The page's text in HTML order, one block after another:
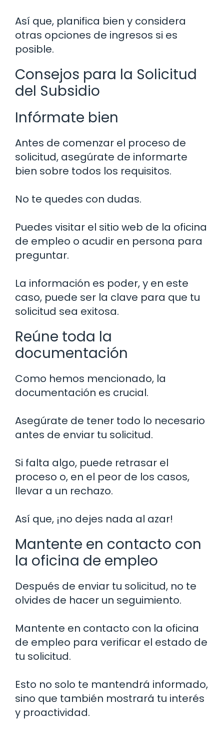
Así que, planifica bien y considera
otras opciones de ingresos si es
posible.
Consejos para la Solicitud
del Subsidio
Infórmate bien
Antes de comenzar el proceso de
solicitud, asegúrate de informarte
bien sobre todos los requisitos.
No te quedes con dudas.
Puedes visitar el sitio web de la oficina
de empleo o acudir en persona para
preguntar.
La información es poder, y en este
caso, puede ser la clave para que tu
solicitud sea exitosa.
Reúne toda la
documentación
Como hemos mencionado, la
documentación es crucial.
Asegúrate de tener todo lo necesario
antes de enviar tu solicitud.
Si falta algo, puede retrasar el
proceso o, en el peor de los casos,
llevar a un rechazo.
Así que, ¡no dejes nada al azar!
Mantente en contacto con
la oficina de empleo
Después de enviar tu solicitud, no te
olvides de hacer un seguimiento.
Mantente en contacto con la oficina
de empleo para verificar el estado de
tu solicitud.
Esto no solo te mantendrá informado,
sino que también mostrará tu interés
y proactividad.